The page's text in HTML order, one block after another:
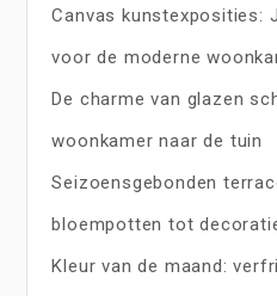
Canvas kunstexposities:
voor de moderne
De charme van glazen
woonkamer naar de tuin
Seizoensgebonden
bloempotten tot
Kleur van de maand: